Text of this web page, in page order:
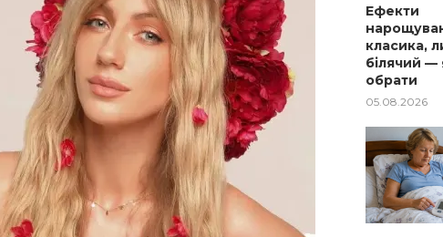
Ефекти
класика,
білячий —
обрати
05.08.2026